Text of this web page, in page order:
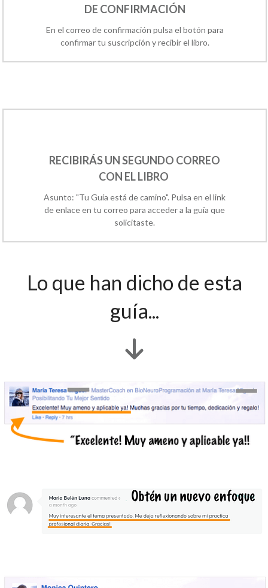
DE CONFIRMACIÓN
En el correo de confirmación pulsa el botón para
confirmar tu suscripción y recibir el libro.
RECIBIRÁS UN SEGUNDO CORREO
CON EL LIBRO
Asunto: "Tu Guía está de camino". Pulsa en el link
de enlace en tu correo para acceder a la guía que
solicitaste.
Lo que han dicho de esta
guía...